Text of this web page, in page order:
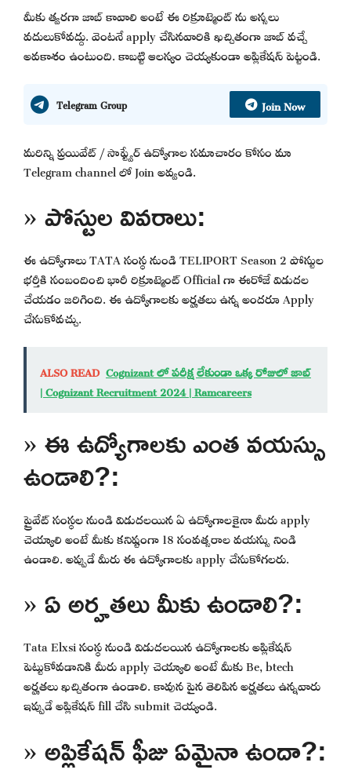
మీకు త్వరగా జాబ్ కావాలి అంటే ఈ రిక్రూట్మెంట్ ను అస్సలు
వదులుకోవద్దు. వెంటనే apply చేసినవారికి ఖచ్చితంగా జాబ్ వచ్చే
అవకాశం ఉంటుంది. కాబట్టి ఆలస్యం చెయ్యకుండా అప్లికేషన్ పెట్టండి.
Telegram Group Join Now
మరిన్ని ప్రయివేట్ / సాఫ్ట్వేర్ ఉద్యోగాల సమాచారం కోసం మా
Telegram channel లో Join అవ్వండి.
» పోస్టుల వివరాలు:
ఈ ఉద్యోగాలు TATA సంస్థ నుండి TELIPORT Season 2 పోస్టుల
భర్తీకి సంబందించి భారీ రిక్రూట్మెంట్ Official గా ఈరోజే విడుదల
చేయడం జరిగింది. ఈ ఉద్యోగాలకు అర్హతలు ఉన్న అందరూ Apply
చేసుకోవచ్చు.
ALSO READ Cognizant లో పరీక్ష లేకుండా ఒక్క రోజులో జాబ్
| Cognizant Recruitment 2024 | Ramcareers
» ఈ ఉద్యోగాలకు ఎంత వయస్సు
ఉండాలి?:
ప్రైవేట్ సంస్థల నుండి విడుదలయిన ఏ ఉద్యోగాలకైనా మీరు apply
చెయ్యాలి అంటే మీకు కనిష్టంగా 18 సంవత్సరాల వయస్సు నిండి
ఉండాలి. అప్పుడే మీరు ఈ ఉద్యోగాలకు apply చేసుకోగలరు.
» ఏ అర్హతలు మీకు ఉండాలి?:
Tata Elxsi సంస్థ నుండి విడుదలయిన ఉద్యోగాలకు అప్లికేషన్
పెట్టుకోవడానికి మీరు apply చెయ్యాలి అంటే మీకు Be, btech
అర్హతలు ఖచ్చితంగా ఉండాలి. కావున పైన తెలిపిన అర్హతలు ఉన్నవారు
ఇప్పుడే అప్లికేషన్ fill చేసి submit చెయ్యండి.
» అప్లికేషన్ ఫీజు ఏమైనా ఉందా?: